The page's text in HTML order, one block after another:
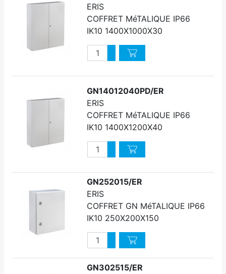
ERIS
COFFRET MéTALIQUE IP66
IK10 1400X1000X30
QuantitéAugmenter quantité
Diminuer quantité
GN14012040PD/ER
ERIS
COFFRET MéTALIQUE IP66
IK10 1400X1200X40
QuantitéAugmenter quantité
Diminuer quantité
GN252015/ER
ERIS
COFFRET GN MéTALIQUE IP66
IK10 250X200X150
QuantitéAugmenter quantité
Diminuer quantité
GN302515/ER